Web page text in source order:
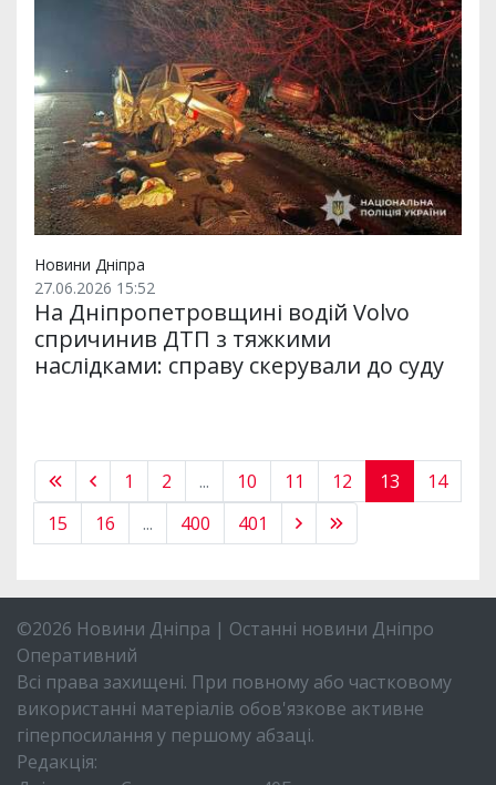
Новини Дніпра
27.06.2026 15:52
На Дніпропетровщині водій Volvo
спричинив ДТП з тяжкими
наслідками: справу скерували до суду
1 2 ... 10 11 12 13
14
15
16 ... 400 401
©2026 Новини Дніпра | Останні новини Дніпро
Оперативний
Всі права захищені. При повному або частковому
використанні матеріалів обов'язкове активне
гіперпосилання у першому абзаці.
Редакція: